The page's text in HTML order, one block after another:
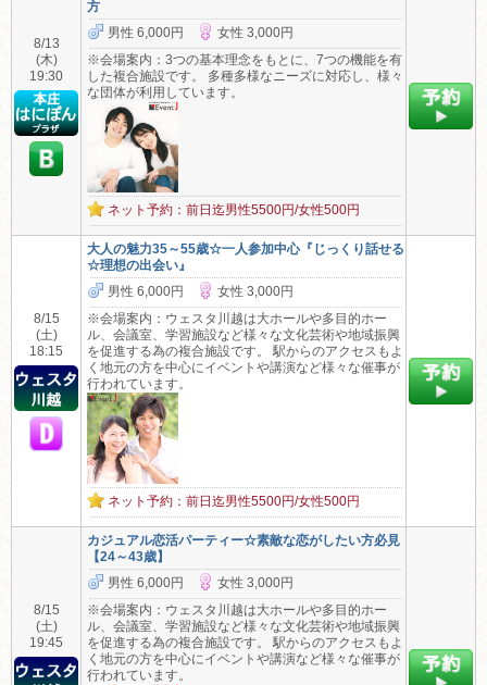
8/13
(木)
19:30
方
男性 6,000円
女性 3,000円
※会場案内：3つの基本理念をもとに、7つの機能を有
した複合施設です。 多種多様なニーズに対応し、様々
な団体が利用しています。
ネット予約：前日迄男性5500円/女性500円
8/15
(土)
18:15
大人の魅力35～55歳☆一人参加中心『じっくり話せる
☆理想の出会い』
男性 6,000円
女性 3,000円
※会場案内：ウェスタ川越は大ホールや多目的ホー
ル、会議室、学習施設など様々な文化芸術や地域振興
を促進する為の複合施設です。 駅からのアクセスもよ
く地元の方を中心にイベントや講演など様々な催事が
行われています。
ネット予約：前日迄男性5500円/女性500円
8/15
(土)
19:45
カジュアル恋活パーティー☆素敵な恋がしたい方必見
【24～43歳】
男性 6,000円
女性 3,000円
※会場案内：ウェスタ川越は大ホールや多目的ホー
ル、会議室、学習施設など様々な文化芸術や地域振興
を促進する為の複合施設です。 駅からのアクセスもよ
く地元の方を中心にイベントや講演など様々な催事が
行われています。